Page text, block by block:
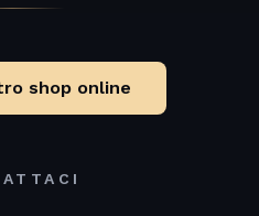
shop online